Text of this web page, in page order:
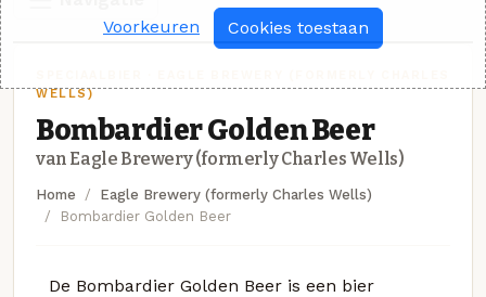
WELLS)
Bombardier Golden Beer
van Eagle Brewery (formerly Charles Wells)
Home
Eagle Brewery (formerly Charles Wells)
Bombardier Golden Beer
De Bombardier Golden Beer is een bier
Voorkeuren Cookies toestaan